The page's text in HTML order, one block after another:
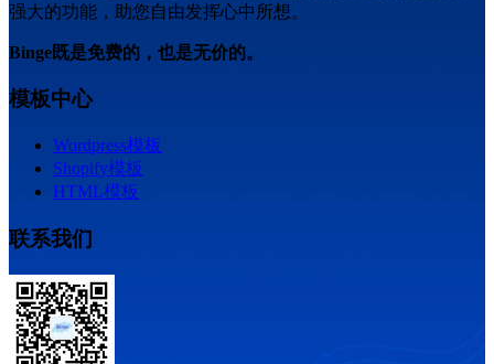
强大的功能，助您自由发挥心中所想。
Binge既是免费的，也是无价的。
模板中心
Wordpress模板
Shopify模板
HTML模板
联系我们